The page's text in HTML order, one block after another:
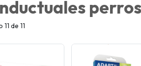
perros
de 11